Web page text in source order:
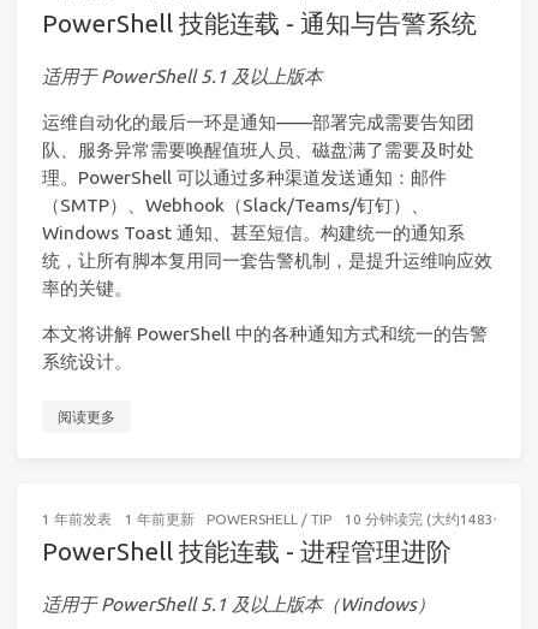
PowerShell 技能连载 - 通知与告警系统
适用于 PowerShell 5.1 及以上版本
运维自动化的最后一环是通知——部署完成需要告知团
队、服务异常需要唤醒值班人员、磁盘满了需要及时处
理。PowerShell 可以通过多种渠道发送通知：邮件
（SMTP）、Webhook（Slack/Teams/钉钉）、
Windows Toast 通知、甚至短信。构建统一的通知系
统，让所有脚本复用同一套告警机制，是提升运维响应效
率的关键。
本文将讲解 PowerShell 中的各种通知方式和统一的告警
系统设计。
阅读更多
1 年前发表 1 年前更新 POWERSHELL / TIP 10 分钟读完 (大约1483个字)
PowerShell 技能连载 - 进程管理进阶
适用于 PowerShell 5.1 及以上版本（Windows）